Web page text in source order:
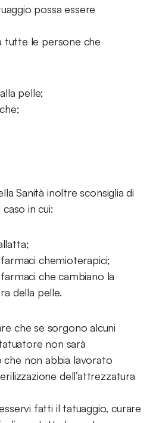
possa essere
tutte le persone che
pelle;
Sanità inoltre sconsiglia di
in cui:
chemioterapici;
che cambiano la
della pelle.
che se sorgono alcuni
non sarà
che non abbia lavorato
dell’attrezzatura
fatti il tatuaggio, curare